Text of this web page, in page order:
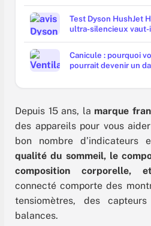
Test Dyson HushJet
ultra-silencieux vaut-
Canicule : pourquoi
pourrait devenir un
Depuis 15 ans, la marque
des appareils pour vous
bon nombre d’indicateurs
qualité du sommeil, le
composition corporelle,
connecté comporte des
tensiomètres, des
balances.